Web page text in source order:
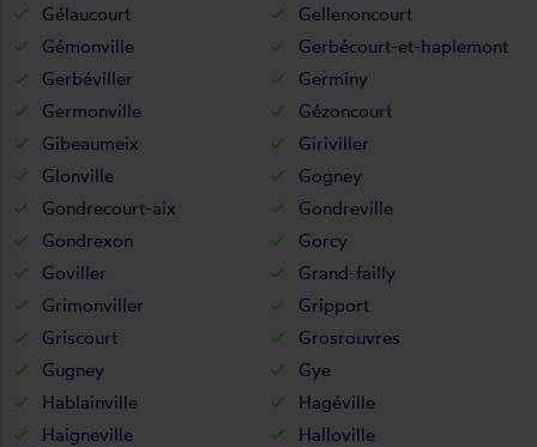
Gélaucourt
Gellenoncourt
Gémonville
Gerbécourt-et-haplemont
Gerbéviller
Germiny
Germonville
Gézoncourt
Gibeaumeix
Giriviller
Glonville
Gogney
Gondrecourt-aix
Gondreville
Gondrexon
Gorcy
Goviller
Grand-failly
Grimonviller
Gripport
Griscourt
Grosrouvres
Gugney
Gye
Hablainville
Hagéville
Haigneville
Halloville